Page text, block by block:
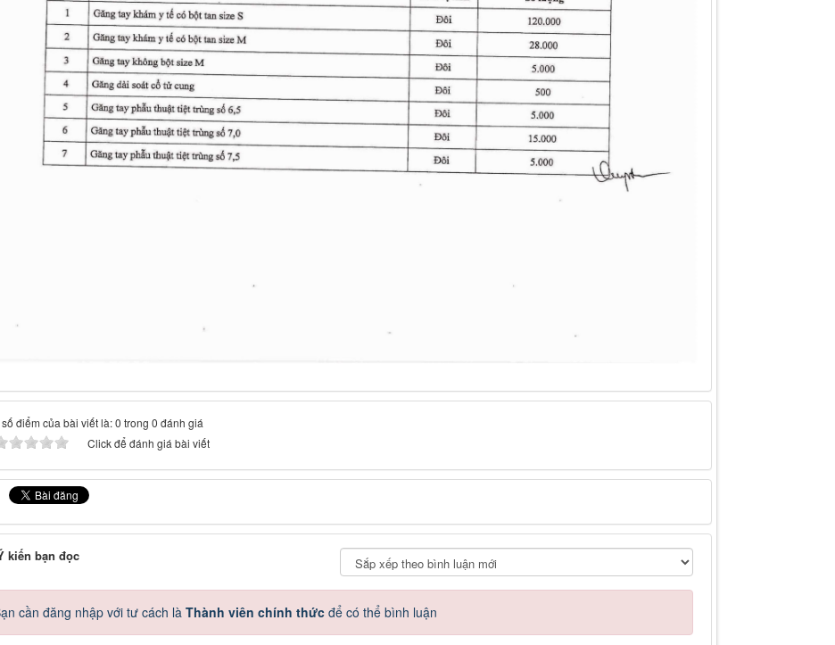
điểm của bài viết là: 0 trong 0 đánh giá
Click để đánh giá bài viết
kiến bạn đọc
cần đăng nhập với tư cách là Thành viên chính thứcđể có thể bình luận